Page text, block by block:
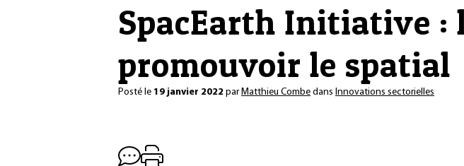
SpacEarth Initiative :
promouvoir le spatial
Posté le 19 janvier 2022 par Matthieu Combe dans Innovations sectorielles